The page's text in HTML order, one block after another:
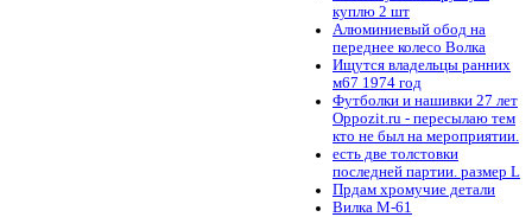
куплю 2 шт
Алюминиевый обод на
переднее колесо Волка
Ищутся владельцы ранних
м67 1974 год
Футболки и нашивки 27 лет
Oppozit.ru - пересылаю тем
кто не был на мероприятии.
есть две толстовки
последней партии. размер L
Прдам хромучие детали
Вилка М-61